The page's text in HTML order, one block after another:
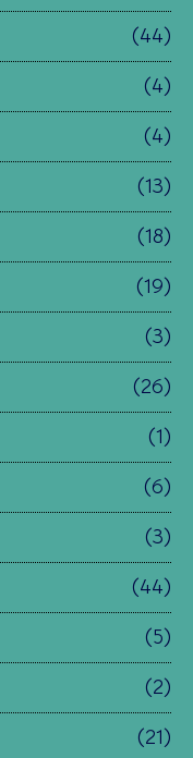
(44)
(4)
(4)
(13)
(18)
(19)
(3)
(26)
(1)
(6)
(3)
(44)
(5)
(2)
(21)